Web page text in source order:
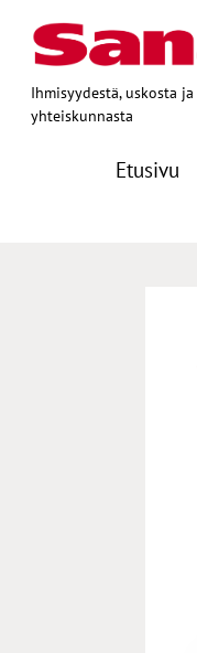
Ihmisyydestä, uskosta ja
yhteiskunnasta
Etusivu